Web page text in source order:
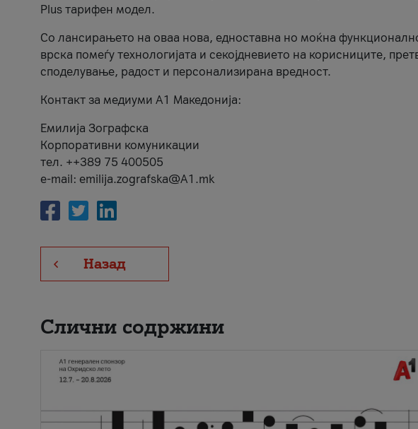
Plus тарифен модел.
Со лансирањето на оваа нова, едноставна но моќна
врска помеѓу технологијата и секојдневието на корисниците,
споделување, радост и персонализирана вредност.
Контакт за медиуми А1 Македонија:
Емилија Зографска
Корпоративни комуникации
тел. ++389 75 400505
e-mail: emilija.zografska@A1.mk
Назад
Слични содржини